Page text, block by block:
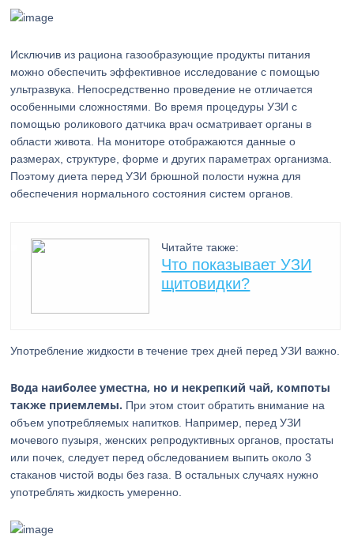
Исключив из рациона газообразующие продукты питания
можно обеспечить эффективное исследование с помощью
ультразвука. Непосредственно проведение не отличается
особенными сложностями. Во время процедуры УЗИ с
помощью роликового датчика врач осматривает органы в
области живота. На мониторе отображаются данные о
размерах, структуре, форме и других параметрах организма.
Поэтому диета перед УЗИ брюшной полости нужна для
обеспечения нормального состояния систем органов.
Читайте также:
Что показывает УЗИ
щитовидки?
Употребление жидкости в течение трех дней перед УЗИ важно.
Вода наиболее уместна, но и некрепкий чай, компоты
также приемлемы. При этом стоит обратить внимание на
объем употребляемых напитков. Например, перед УЗИ
мочевого пузыря, женских репродуктивных органов, простаты
или почек, следует перед обследованием выпить около 3
стаканов чистой воды без газа. В остальных случаях нужно
употреблять жидкость умеренно.